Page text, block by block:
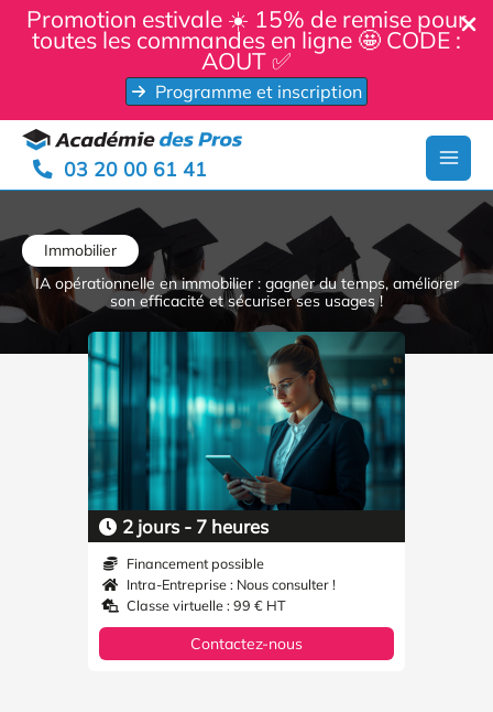
Promotion estivale ☀️ 15% de remise pour
toutes les commandes en ligne 🤩 CODE :
AOUT ✅
Programme et inscription
Aller
contenu
03 20 00 61 41
Immobilier
IA opérationnelle en immobilier : gagner du temps, améliorer
son efficacité et sécuriser ses usages !
2 jours - 7 heures
Financement possible
Intra-Entreprise : Nous consulter !
Classe virtuelle : 99 € HT
Contactez-nous
Panneau de gestion des cookies